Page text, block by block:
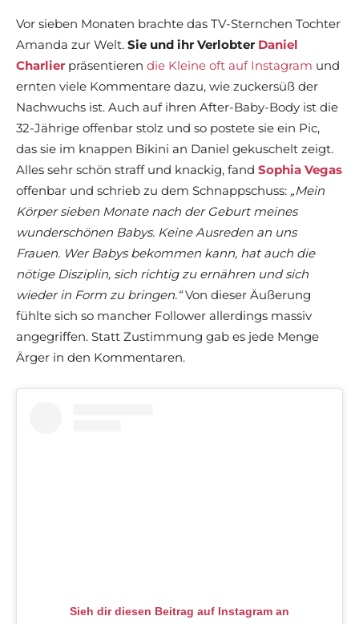
Vor sieben Monaten brachte das TV-Sternchen Tochter
Amanda zur Welt. Sie und ihr Verlobter Daniel
Charlier präsentieren die Kleine oft auf Instagram und
ernten viele Kommentare dazu, wie zuckersüß der
Nachwuchs ist. Auch auf ihren After-Baby-Body ist die
32-Jährige offenbar stolz und so postete sie ein Pic,
das sie im knappen Bikini an Daniel gekuschelt zeigt.
Alles sehr schön straff und knackig, fand Sophia Vegas
offenbar und schrieb zu dem Schnappschuss: „Mein
Körper sieben Monate nach der Geburt meines
wunderschönen Babys. Keine Ausreden an uns
Frauen. Wer Babys bekommen kann, hat auch die
nötige Disziplin, sich richtig zu ernähren und sich
wieder in Form zu bringen.“Von dieser Äußerung
fühlte sich so mancher Follower allerdings massiv
angegriffen. Statt Zustimmung gab es jede Menge
Ärger in den Kommentaren.
Sieh dir diesen Beitrag auf Instagram an